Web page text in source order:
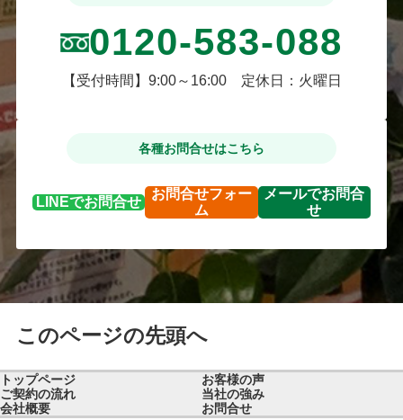
0120-583-088
【受付時間】9:00～16:00 定休日：火曜日
各種お問合せはこちら
LINEでお問合せ
お問合せフォー
ム
メールでお問合
せ
このページの先頭へ
トップページ
お客様の声
ご契約の流れ
当社の強み
会社概要
お問合せ